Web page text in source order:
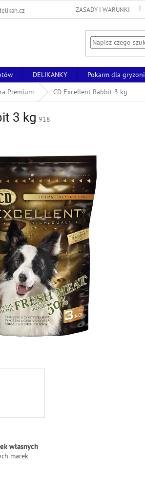
ZASADY I WARUNKI
DELIKANKY Pokarm dla gryzoni
Premium CD Excellent Rabbit 3 kg
3 kg 918
własnych
marek